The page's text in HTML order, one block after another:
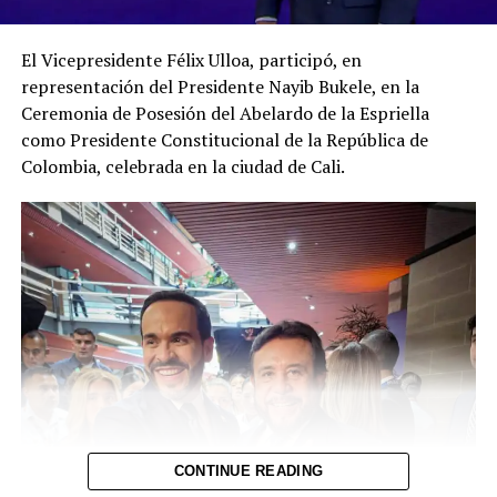
Ángeles
Las exportaciones de café crecieron 137.6 % hasta
febrero
El Vicepresidente Félix Ulloa, participó, en
representación del Presidente Nayib Bukele, en la
Ceremonia de Posesión del Abelardo de la Espriella
como Presidente Constitucional de la República de
Colombia, celebrada en la ciudad de Cali.
CONTINUE READING